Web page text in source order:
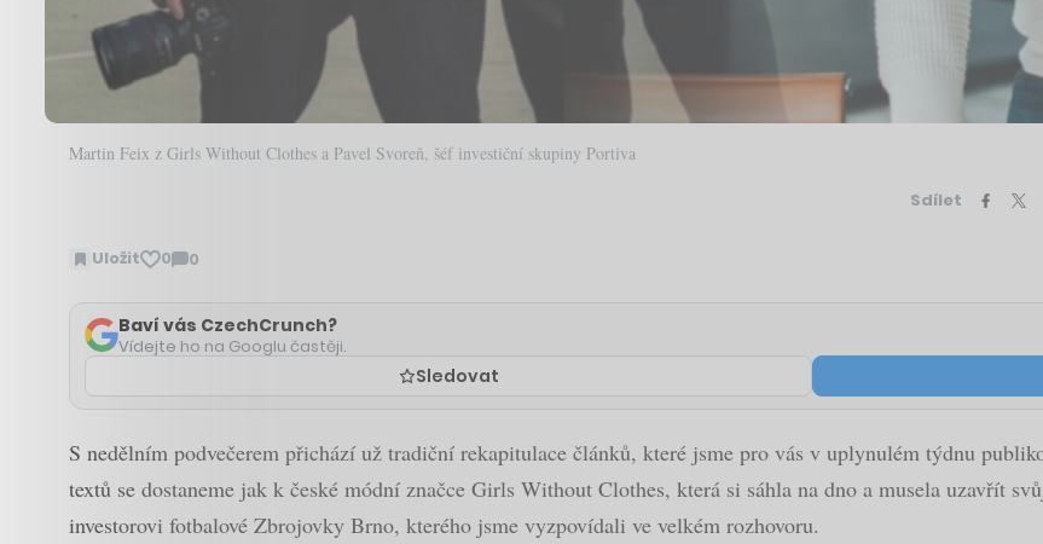
Martin Feix z Girls Without Clothes a Pavel Svoreň, šéf investiční skupiny Portiva
Sdílet
Uložit 0 0
Zobrazit
Baví vás CzechCrunch?
Vídejte ho na Googlu častěji.
Sledovat
S nedělním podvečerem přichází už tradiční rekapitulace článků, které jsme pro vás v uplynulém týdnu
textů se dostaneme jak k české módní značce Girls Without Clothes, která si sáhla na dno a musela uzavřít
investorovi fotbalové Zbrojovky Brno, kterého jsme vyzpovídali ve velkém rozhovoru.